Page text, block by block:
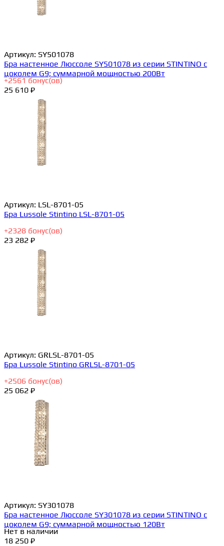
Артикул: SY501078
Бра настенное Люссоле SY501078 из серии STINTINO с
цоколем G9; суммарной мощностью 200Вт
+2561 бонус(ов)
25 610 ₽
Артикул: LSL-8701-05
Бра Lussole Stintino LSL-8701-05
+2328 бонус(ов)
23 282 ₽
Артикул: GRLSL-8701-05
Бра Lussole Stintino GRLSL-8701-05
+2506 бонус(ов)
25 062 ₽
Артикул: SY301078
Бра настенное Люссоле SY301078 из серии STINTINO с
цоколем G9; суммарной мощностью 120Вт
Нет в наличии
18 250 ₽